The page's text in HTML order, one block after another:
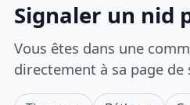
Signaler un nid
Vous êtes dans une
directement à sa page de